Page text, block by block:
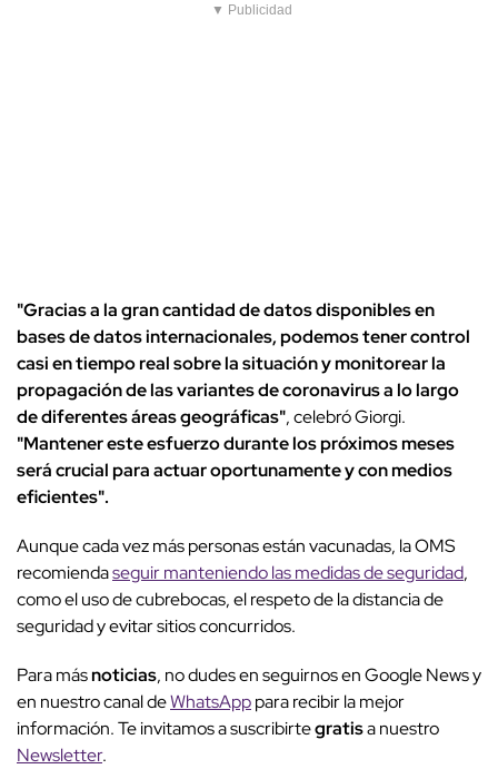
▼ Publicidad
"Gracias a la gran cantidad de datos disponibles en
bases de datos internacionales, podemos tener control
casi en tiempo real sobre la situación y monitorear la
propagación de las variantes de coronavirus a lo largo
de diferentes áreas geográficas", celebró Giorgi.
"Mantener este esfuerzo durante los próximos meses
será crucial para actuar oportunamente y con medios
eficientes".
Aunque cada vez más personas están vacunadas, la OMS
recomiendaseguir manteniendo las medidas de seguridad,
como el uso de cubrebocas, el respeto de la distancia de
seguridad y evitar sitios concurridos.
Para másnoticias, no dudes en seguirnos en Google News y
en nuestro canal deWhatsApppara recibir la mejor
información. Te invitamos a suscribirtegratisa nuestro
Newsletter.